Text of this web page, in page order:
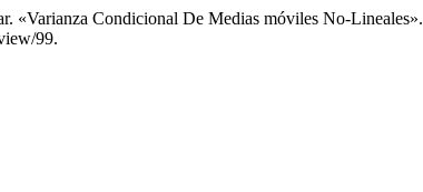
«Varianza Condicional De Medias móviles No-Lineales».
99.